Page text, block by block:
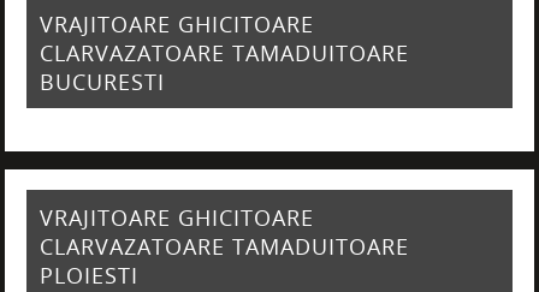
VRAJITOARE GHICITOARE
CLARVAZATOARE TAMADUITOARE
BUCURESTI
VRAJITOARE GHICITOARE
CLARVAZATOARE TAMADUITOARE
PLOIESTI